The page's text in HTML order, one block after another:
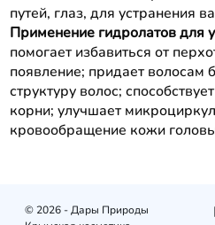
путей, глаз, для устранения
Применение гидролатов для
помогает избавиться от
появление; придает волосам
структуру волос;
корни; улучшает
кровообращение кожи
© 2026 - Дары Природы